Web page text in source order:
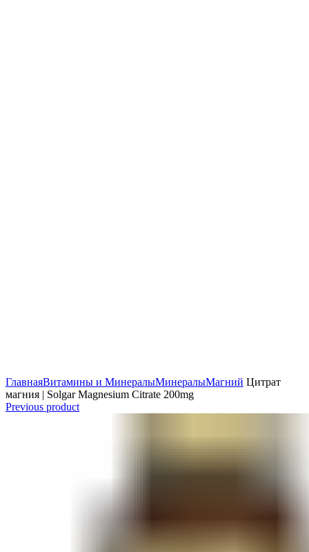
ГлавнаяВитамины и МинералыМинералыМагний Цитрат
магния | Solgar Magnesium Citrate 200mg
Previous product